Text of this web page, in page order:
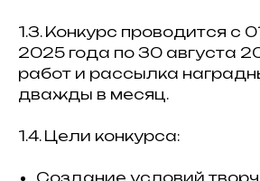
1.3. Конкурс проводится с
2025 года по 30 августа
работ и рассылка
дважды в месяц.
1.4. Цели конкурса:
Создание условий